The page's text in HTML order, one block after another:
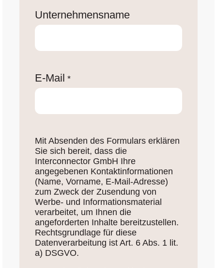
Unternehmensname
E-Mail *
Mit Absenden des Formulars erklären
Sie sich bereit, dass die
Interconnector GmbH Ihre
angegebenen Kontaktinformationen
(Name, Vorname, E-Mail-Adresse)
zum Zweck der Zusendung von
Werbe- und Informationsmaterial
verarbeitet, um Ihnen die
angeforderten Inhalte bereitzustellen.
Rechtsgrundlage für diese
Datenverarbeitung ist Art. 6 Abs. 1 lit.
a) DSGVO.